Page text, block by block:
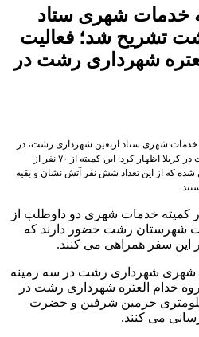
خدمات شهری ستاد
تشریح شد؛ فعالیت
شهرداری رشت در
شهری ستاد اربعین شهرداری رشت، در
گفتگویی پیرامون موکب شهرداری رشت در کربلا اظهار کرد: این‌ کمیته از ۷۰ نفر از
که از این تعداد شش نفر آتش نشان و بقیه
کمیته خدمات شهری دو داوطلب از
شهرستان رشت حضور دارند که
سفر همراهی می کنند.
شهری شهرداری رشت در سه زمینه
خدام العتره شهرداری رشت در
سه کیلومتری حرمین شرفین و حضرت
می کنند.